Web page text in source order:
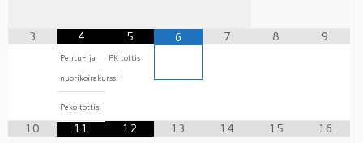
3 4
Pentu- ja
nuorikoirakurssi
Peko tottis
5
PK tottis
6 7 8 9
10 11 12 13 14 15 16